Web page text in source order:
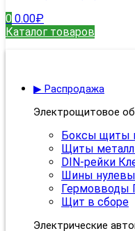
0 0.00₽
Каталог товаров
▶ Распродажа
Электрощитовое
Боксы щиты
Щиты
DIN-рейки
Шины
Гермовводы
Щит в сборе
Электрические